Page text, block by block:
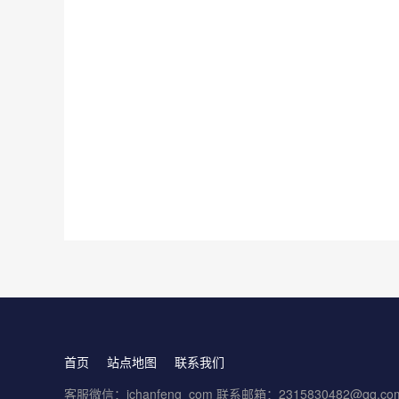
首页 站点地图
联系我们
客服微信：ichanfeng_com 联系邮箱：